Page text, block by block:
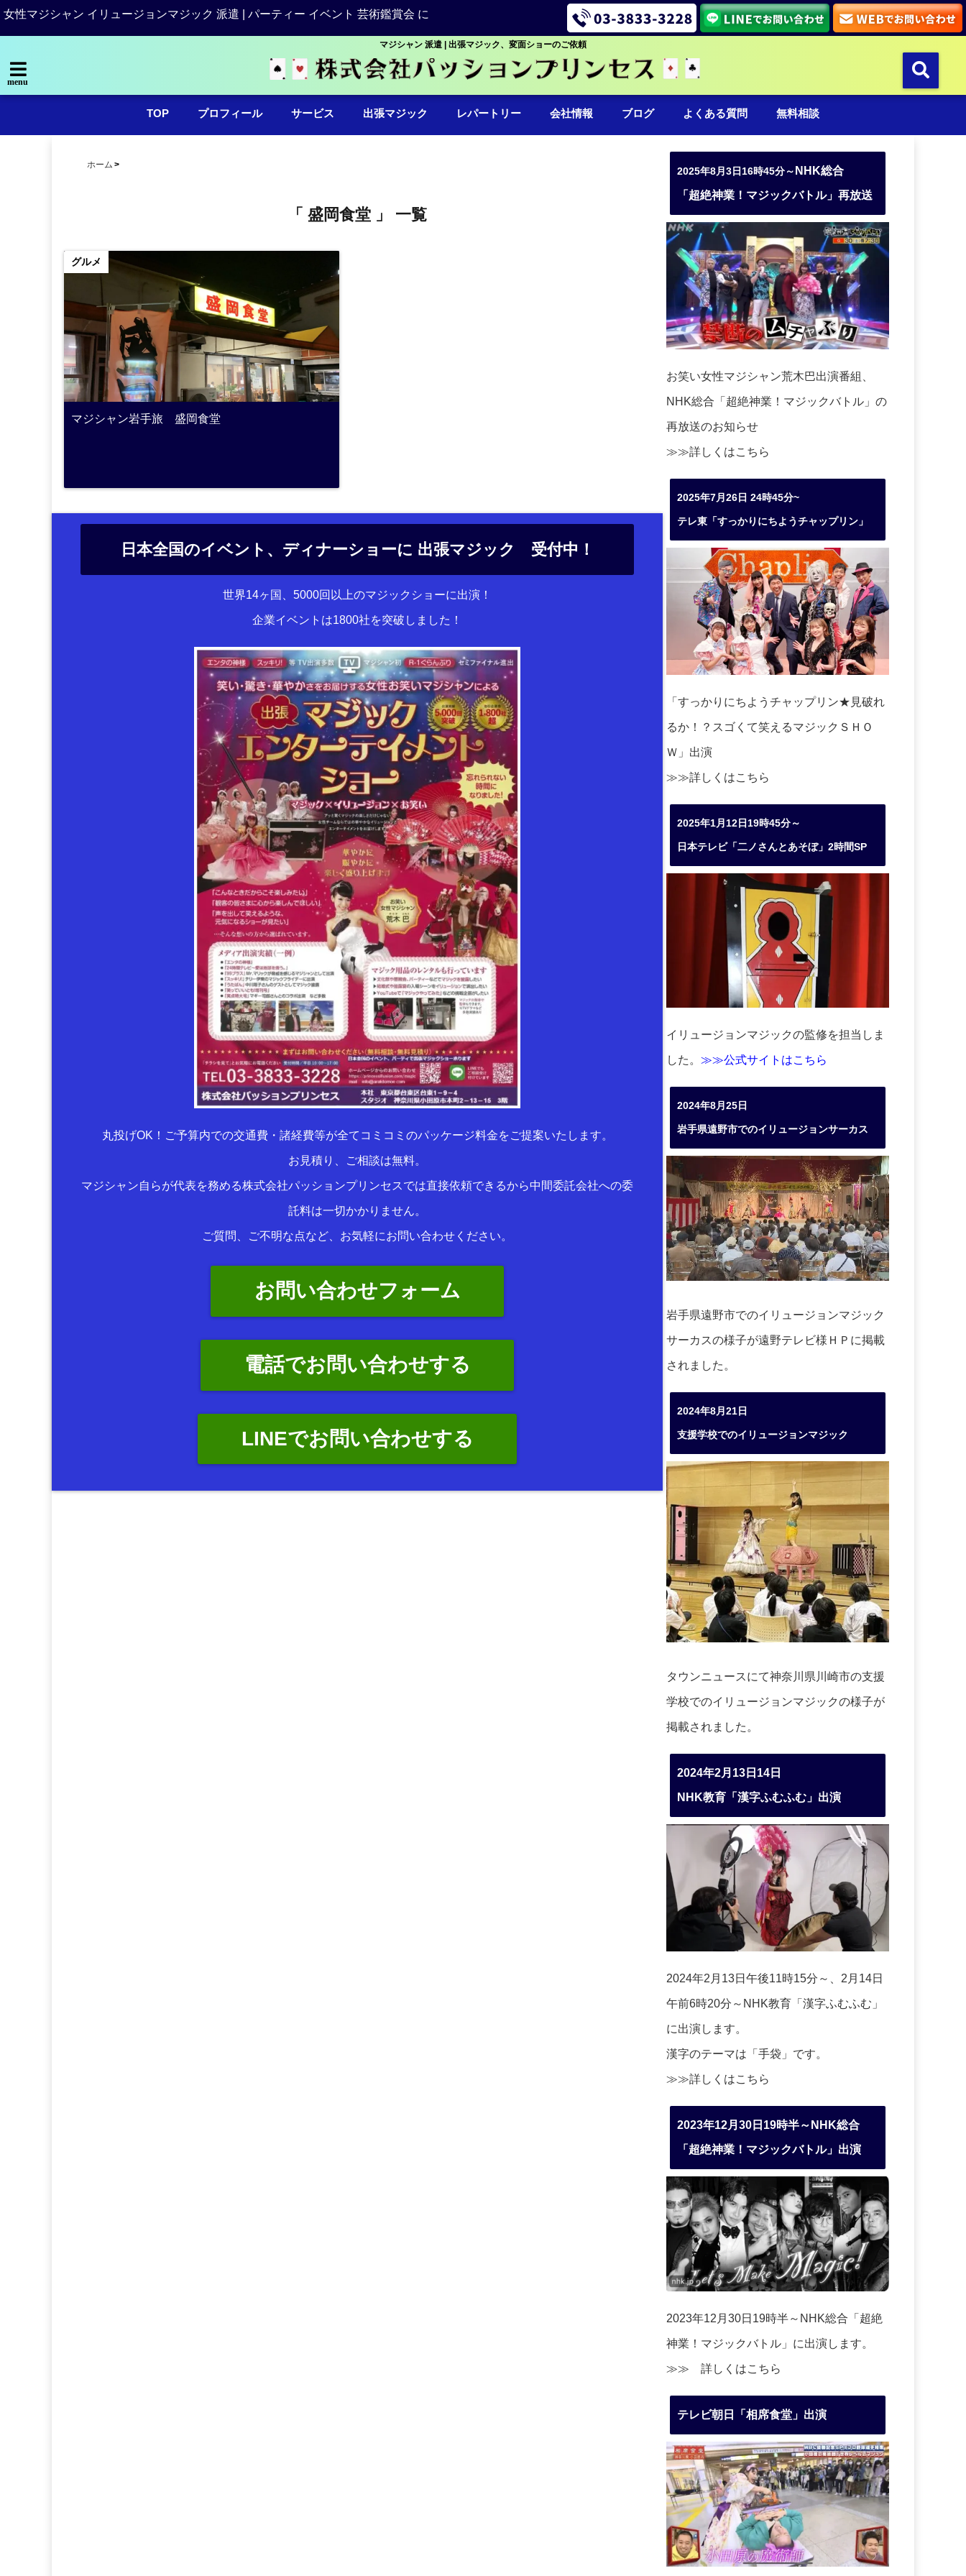
女性マジシャン イリュージョンマジック 派遣 | パーティー イベント 芸術鑑賞会 に
マジシャン 派遣 | 出張マジック、変面ショーのご依頼
menu
TOP プロフィール サービス 出張マジック レパートリー 会社情報 ブログ よくある質問 無料相談
ホーム
「 盛岡食堂 」 一覧
グルメ
マジシャン岩手旅 盛岡食堂
日本全国のイベント、ディナーショーに 出張マジック 受付中！
世界14ヶ国、5000回以上のマジックショーに出演！
企業イベントは1800社を突破しました！
丸投げOK！ご予算内での交通費・諸経費等が全てコミコミのパッケージ料金をご提案いたします。
お見積り、ご相談は無料。
マジシャン自らが代表を務める株式会社パッションプリンセスでは直接依頼できるから中間委託会社への委
託料は一切かかりません。
ご質問、ご不明な点など、お気軽にお問い合わせください。
お問い合わせフォーム
電話でお問い合わせする
LINEでお問い合わせする
2025年8月3日16時45分～ NHK総合
「超絶神業！マジックバトル」再放送
お笑い女性マジシャン荒木巴出演番組、
NHK総合「超絶神業！マジックバトル」の
再放送のお知らせ
≫≫詳しくはこちら
2025年7月26日 24時45分~
テレ東「すっかりにちようチャップリン」
「すっかりにちようチャップリン★見破れ
るか！？スゴくて笑えるマジックＳＨＯ
Ｗ」出演
≫≫詳しくはこちら
2025年1月12日19時45分～
日本テレビ「二ノさんとあそぼ」2時間SP
イリュージョンマジックの監修を担当しま
した。 ≫≫公式サイトはこちら
2024年8月25日
岩手県遠野市でのイリュージョンサーカス
岩手県遠野市でのイリュージョンマジック
サーカスの様子が遠野テレビ様ＨＰに掲載
されました。
2024年8月21日
支援学校でのイリュージョンマジック
タウンニュースにて神奈川県川崎市の支援
学校でのイリュージョンマジックの様子が
掲載されました。
2024年2月13日14日
NHK教育「漢字ふむふむ」出演
2024年2月13日午後11時15分～、2月14日
午前6時20分～NHK教育「漢字ふむふむ」
に出演します。
漢字のテーマは「手袋」です。
≫≫詳しくはこちら
2023年12月30日19時半～NHK総合
「超絶神業！マジックバトル」出演
2023年12月30日19時半～NHK総合「超絶
神業！マジックバトル」に出演します。
≫≫ 詳しくはこちら
テレビ朝日「相席食堂」出演